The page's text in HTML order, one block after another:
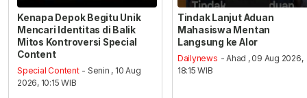
Kenapa Depok Begitu Unik
Mencari Identitas di Balik
Mitos Kontroversi Special
Content
Special Content - Senin , 10 Aug
2026, 10:15 WIB
Tindak Lanjut Aduan
Mahasiswa Mentan
Langsung ke Alor
Dailynews - Ahad , 09 Aug 2026,
18:15 WIB